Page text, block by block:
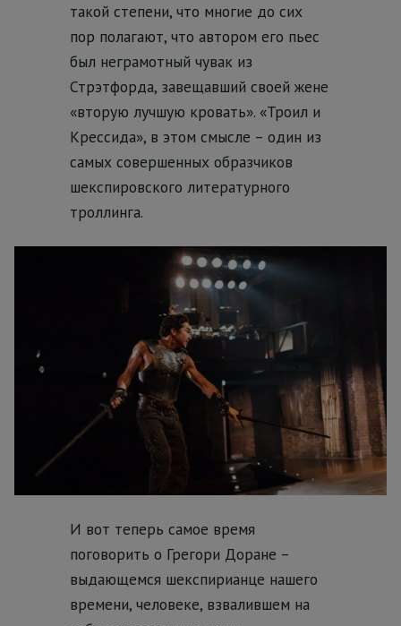
такой степени, что многие до сих
пор полагают, что автором его пьес
был неграмотный чувак из
Стрэтфорда, завещавший своей жене
«вторую лучшую кровать». «Троил и
Крессида», в этом смысле – один из
самых совершенных образчиков
шекспировского литературного
троллинга.
И вот теперь самое время
поговорить о Грегори Доране –
выдающемся шекспирианце нашего
времени, человеке, взвалившем на